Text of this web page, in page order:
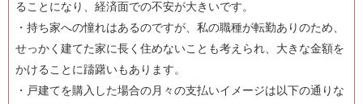
ることになり、経済面での不安が大きいです。
・持ち家への憧れはあるのですが、私の職種が転勤ありのため、
せっかく建てた家に長く住めないことも考えられ、大きな金額を
かけることに躊躇いもあります。
・戸建てを購入した場合の月々の支払いイメージは以下の通りな